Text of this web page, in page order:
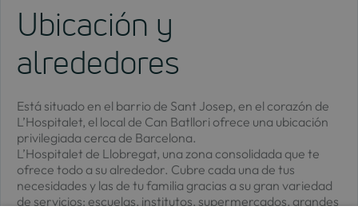
Ubicación y
alrededores
Está situado en el barrio de Sant Josep, en el corazón de
L’Hospitalet, el local de Can Batllori ofrece una ubicación
privilegiada cerca de Barcelona.
L’Hospitalet de Llobregat, una zona consolidada que te
ofrece todo a su alrededor. Cubre cada una de tus
necesidades y las de tu familia gracias a su gran variedad
de servicios: escuelas, institutos, supermercados, grandes